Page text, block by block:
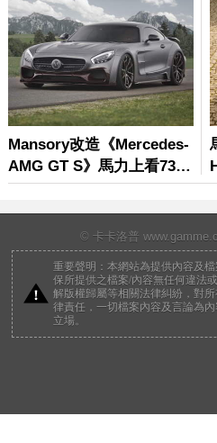
© 卡卡洛普
重要聲明：本網站為提供內容及
保所提供之檔案/內容無任何違法
解版權歸屬等相關法律糾紛，對
律責任，一切檔案內容及言論為
立場。